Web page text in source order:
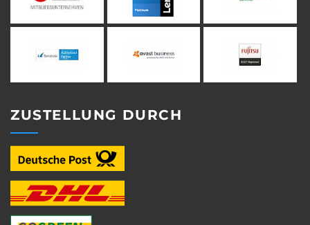
ZUSTELLUNG DURCH